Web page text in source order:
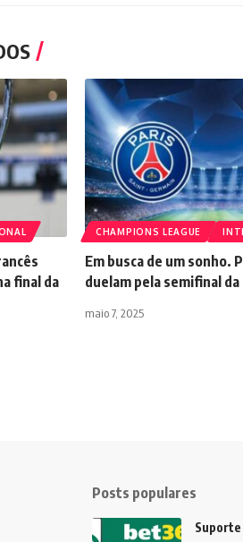
final da
CHAMPIONS LEAGUE
Em busca de um sonho.
duelam pela semifinal da
maio 7, 2025
Posts populares